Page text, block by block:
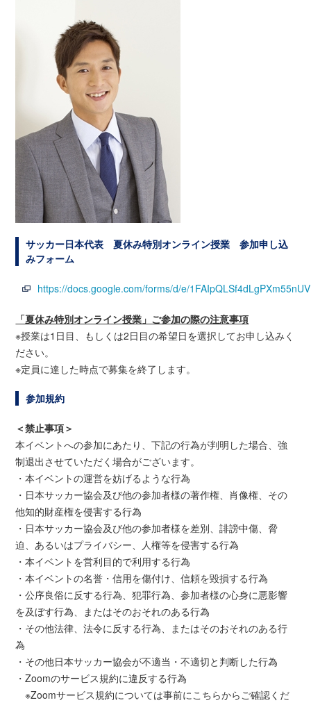
サッカー日本代表 夏休み特別オンライン授業 参加申し込
みフォーム
https://docs.google.com/forms/d/e/
「夏休み特別オンライン授業」ご参加の際の注意事項
※授業は1日目、もしくは2日目の希望日を選択してお申し込みく
ださい。
※定員に達した時点で募集を終了します。
参加規約
＜禁止事項＞
本イベントへの参加にあたり、下記の行為が判明した場合、強
制退出させていただく場合がございます。
・本イベントの運営を妨げるような行為
・日本サッカー協会及び他の参加者様の著作権、肖像権、その
他知的財産権を侵害する行為
・日本サッカー協会及び他の参加者様を差別、誹謗中傷、脅
迫、あるいはプライバシー、人権等を侵害する行為
・本イベントを営利目的で利用する行為
・本イベントの名誉・信用を傷付け、信頼を毀損する行為
・公序良俗に反する行為、犯罪行為、参加者様の心身に悪影響
を及ぼす行為、またはそのおそれのある行為
・その他法律、法令に反する行為、またはそのおそれのある行
為
・その他日本サッカー協会が不適当・不適切と判断した行為
・Zoomのサービス規約に違反する行為
※Zoomサービス規約については事前にこちらからご確認くだ